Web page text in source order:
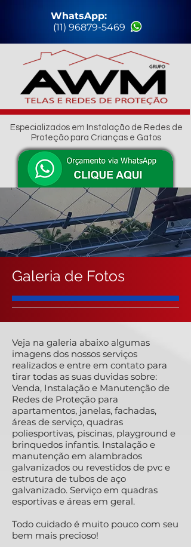
WhatsApp:
(11) 96879-5469
Especializados em Instalação de Redes de
Proteção para Crianças e Gatos
Galeria de Fotos
Veja na galeria abaixo algumas
imagens dos nossos serviços
realizados e entre em contato para
tirar todas as suas duvidas sobre:
Venda, Instalação e Manutenção de
Redes de Proteção para
apartamentos, janelas, fachadas,
áreas de serviço, quadras
poliesportivas, piscinas, playground e
brinquedos infantis. Instalação e
manutenção em alambrados
galvanizados ou revestidos de pvc e
estrutura de tubos de aço
galvanizado. Serviço em quadras
esportivas e áreas em geral.
Todo cuidado é muito pouco com seu
bem mais precioso!